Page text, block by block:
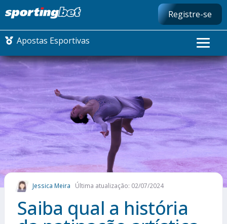
Registre-se
Apostas Esportivas
CONMEBOL LIBERTADORES
FUTEBOL NACIONAL
FUTEBOL INTERNACIONAL
COMO APOSTAR
MAIS ESPORTES
Jessica Meira Última atualização: 02/07/2024
Saiba qual a história